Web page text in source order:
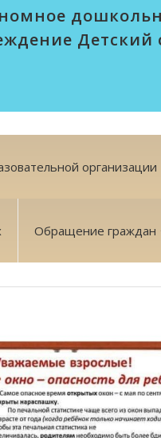
Детский
организации
Обращение граждан